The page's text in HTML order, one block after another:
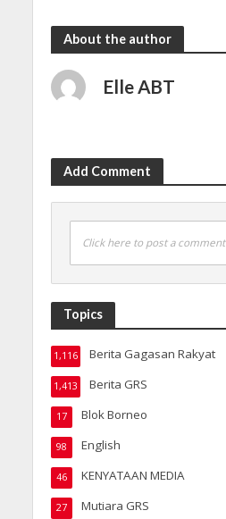
About the author
Elle ABT
Add Comment
Click here to post a comment
Topics
Berita Gagasan Rakyat
1,116
Berita GRS
1,413
Blok Borneo
17
English
98
KENYATAAN MEDIA
46
Mutiara GRS
27